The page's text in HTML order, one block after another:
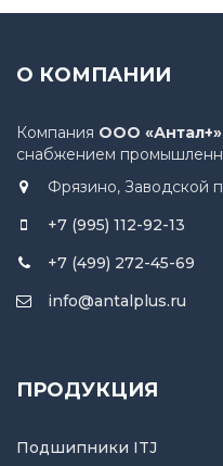
О КОМПАНИИ
Компания ООО «Антал+»
снабжением
Фрязино, Заводской
+7 (995) 112-92-13
+7 (499) 272-45-69
info@antalplus.ru
ПРОДУКЦИЯ
Подшипники ITJ